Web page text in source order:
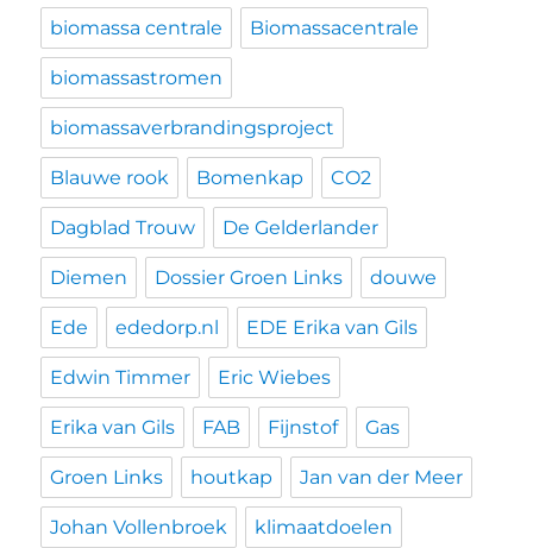
biomassa centrale Biomassacentrale
biomassastromen
biomassaverbrandingsproject
Blauwe rook Bomenkap CO2
Dagblad Trouw De Gelderlander
Diemen Dossier Groen Links douwe
Ede ededorp.nl EDE Erika van Gils
Edwin Timmer Eric Wiebes
Erika van Gils FAB Fijnstof Gas
Groen Links houtkap Jan van der Meer
Johan Vollenbroek klimaatdoelen